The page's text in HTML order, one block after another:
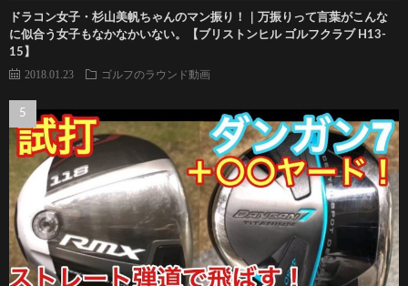
ドラコン女子・杉山美帆ちゃんのマン振り！｜万振りって言葉がこんな
に似合う女子もなかなかいない。【ブリストンヒル ゴルフクラブ H13-
15】
2018.01.23 ゴルフのラウンド動画